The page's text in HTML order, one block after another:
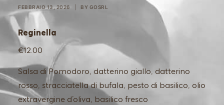
FEBBRAIO 13, 2026 BY GOSRL
Reginella
€12.00
Salsa di Pomodoro, datterino giallo, datterino
rosso, stracciatella di bufala, pesto di basilico, olio
extravergine d’oliva, basilico fresco